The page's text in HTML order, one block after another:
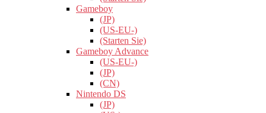
Gameboy
(JP)
(US-EU-)
(Starten Sie)
Gameboy Advance
(US-EU-)
(JP)
(CN)
Nintendo DS
(JP)